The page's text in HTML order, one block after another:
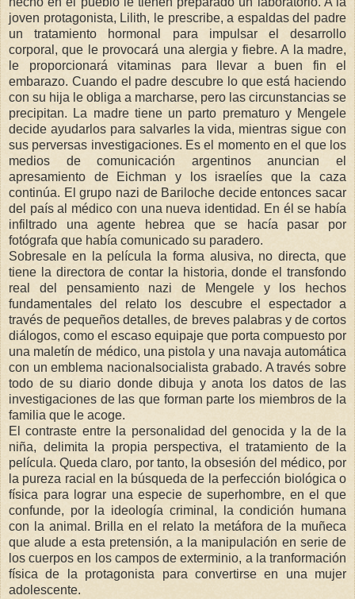
joven protagonista, Lilith, le prescribe, a espaldas del padre
un tratamiento hormonal para impulsar el desarrollo
corporal, que le provocará una alergia y fiebre. A la madre,
le proporcionará vitaminas para llevar a buen fin el
embarazo. Cuando el padre descubre lo que está haciendo
con su hija le obliga a marcharse, pero las circunstancias se
precipitan. La madre tiene un parto prematuro y Mengele
decide ayudarlos para salvarles la vida, mientras sigue con
sus perversas investigaciones. Es el momento en el que los
medios de comunicación argentinos anuncian el
apresamiento de Eichman y los israelíes que la caza
continúa. El grupo nazi de Bariloche decide entonces sacar
del país al médico con una nueva identidad. En él se había
infiltrado una agente hebrea que se hacía pasar por
fotógrafa que había comunicado su paradero.
Sobresale en la película la forma alusiva, no directa, que
tiene la directora de contar la historia, donde el transfondo
real del pensamiento nazi de Mengele y los hechos
fundamentales del relato los descubre el espectador a
través de pequeños detalles, de breves palabras y de cortos
diálogos, como el escaso equipaje que porta compuesto por
una maletín de médico, una pistola y una navaja automática
con un emblema nacionalsocialista grabado. A través sobre
todo de su diario donde dibuja y anota los datos de las
investigaciones de las que forman parte los miembros de la
familia que le acoge.
El contraste entre la personalidad del genocida y la de la
niña, delimita la propia perspectiva, el tratamiento de la
película. Queda claro, por tanto, la obsesión del médico, por
la pureza racial en la búsqueda de la perfección biológica o
física para lograr una especie de superhombre, en el que
confunde, por la ideología criminal, la condición humana
con la animal. Brilla en el relato la metáfora de la muñeca
que alude a esta pretensión, a la manipulación en serie de
los cuerpos en los campos de exterminio, a la tranformación
física de la protagonista para convertirse en una mujer
adolescente.